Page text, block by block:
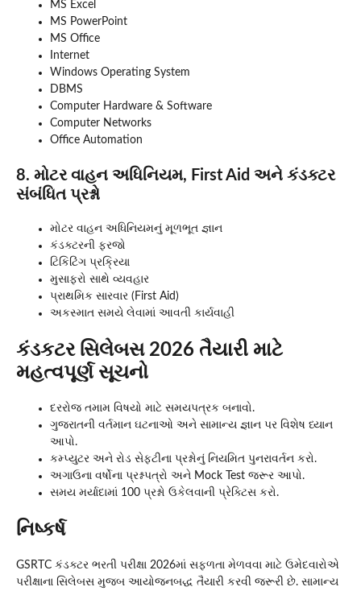
MS Excel
MS PowerPoint
MS Office
Internet
Windows Operating System
DBMS
Computer Hardware & Software
Computer Networks
Office Automation
8. મોટર વાહન અધિનિયમ, First Aid અને કંડક્ટર
સંબંધિત પ્રશ્નો
મોટર વાહન અધિનિયમનું મૂળભૂત જ્ઞાન
કંડક્ટરની ફરજો
ટિકિટિંગ પ્રક્રિયા
મુસાફરો સાથે વ્યવહાર
પ્રાથમિક સારવાર (First Aid)
અકસ્માત સમયે લેવામાં આવતી કાર્યવાહી
કંડકટર સિલેબસ 2026 તૈયારી માટે
મહત્વપૂર્ણ સૂચનો
દરરોજ તમામ વિષયો માટે સમયપત્રક બનાવો.
ગુજરાતની વર્તમાન ઘટનાઓ અને સામાન્ય જ્ઞાન પર વિશેષ ધ્યાન
આપો.
કમ્પ્યુટર અને રોડ સેફ્ટીના પ્રશ્નોનું નિયમિત પુનરાવર્તન કરો.
અગાઉના વર્ષોના પ્રશ્નપત્રો અને Mock Test જરૂર આપો.
સમય મર્યાદામાં 100 પ્રશ્નો ઉકેલવાની પ્રેક્ટિસ કરો.
નિષ્કર્ષ
GSRTC કંડક્ટર ભરતી પરીક્ષા 2026માં સફળતા મેળવવા માટે ઉમેદવારોએ
પરીક્ષાના સિલેબસ મુજબ આયોજનબદ્ધ તૈયારી કરવી જરૂરી છે. સામાન્ય